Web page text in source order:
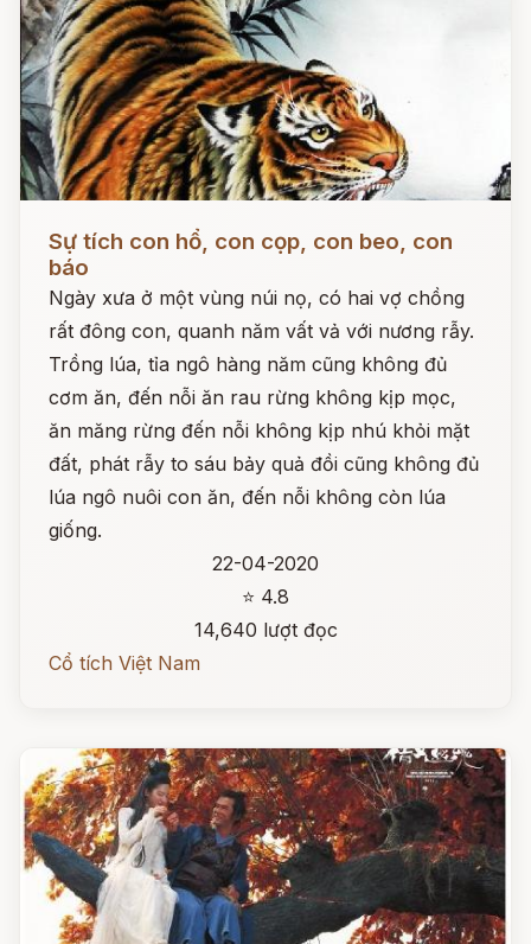
Sự tích con hổ, con cọp, con beo, con
báo
Ngày xưa ở một vùng núi nọ, có hai vợ chồng
rất đông con, quanh năm vất vả với nương rẫy.
Trồng lúa, tỉa ngô hàng năm cũng không đủ
cơm ăn, đến nỗi ăn rau rừng không kịp mọc,
ăn măng rừng đến nỗi không kịp nhú khỏi mặt
đất, phát rẫy to sáu bảy quả đồi cũng không đủ
lúa ngô nuôi con ăn, đến nỗi không còn lúa
giống.
22-04-2020
⭐ 4.8
14,640 lượt đọc
Cổ tích Việt Nam